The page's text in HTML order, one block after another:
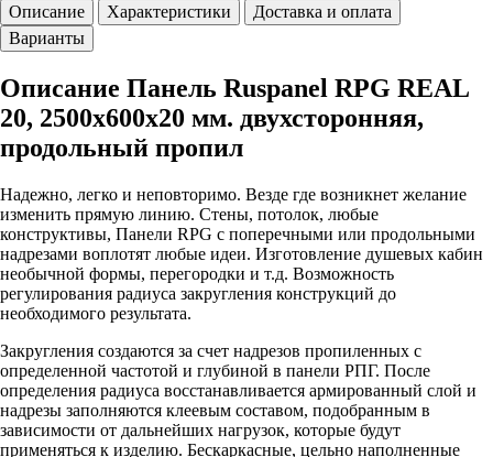
Описание
Характеристики
Доставка и оплата
Варианты
Описание Панель Ruspanel RPG REAL
20, 2500х600х20 мм. двухсторонняя,
продольный пропил
Надежно, легко и неповторимо. Везде где возникнет желание
изменить прямую линию. Стены, потолок, любые
конструктивы, Панели RPG с поперечными или продольными
надрезами воплотят любые идеи. Изготовление душевых кабин
необычной формы, перегородки и т.д. Возможность
регулирования радиуса закругления конструкций до
необходимого результата.
Закругления создаются за счет надрезов пропиленных с
определенной частотой и глубиной в панели РПГ. После
определения радиуса восстанавливается армированный слой и
надрезы заполняются клеевым составом, подобранным в
зависимости от дальнейших нагрузок, которые будут
применяться к изделию. Бескаркасные, цельно наполненные